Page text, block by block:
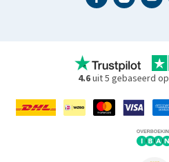
4.6uit 5 gebaseerd op